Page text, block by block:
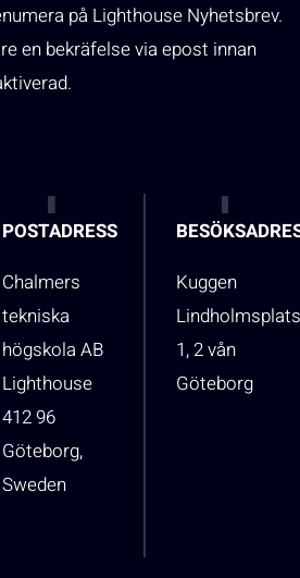
på Lighthouse Nyhetsbrev.
en bekräfelse via epost innan
POSTADRESS
Chalmers
tekniska
högskola AB
Lighthouse
412 96
Göteborg,
Sweden
Kuggen
1, 2 vån
Göteborg